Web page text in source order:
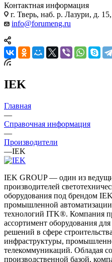
Контактная информация
г. Тверь, наб. р. Лазури, д. 15,
info@forumeng.ru
IEK
Главная
—
Справочная информация
—
Производители
—IEK
IEK GROUP — один из
производителей
оборудования под брендом
промышленной
технологий ITK®. Компания
ассортимент оборудования
решений в сфере
инфраструктуры,
телекоммуникаций. Обладая
производственной базой,